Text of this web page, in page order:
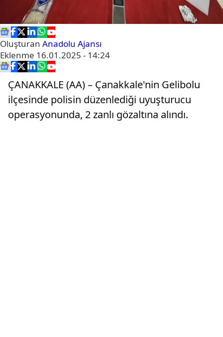
Oluşturan Anadolu Ajansı
Eklenme 16.01.2025 - 14:24
ÇANAKKALE (AA) – Çanakkale'nin Gelibolu
ilçesinde polisin düzenlediği uyuşturucu
operasyonunda, 2 zanlı gözaltına alındı.